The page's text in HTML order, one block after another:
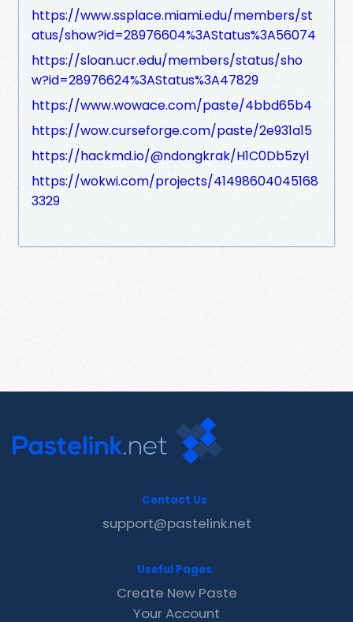
https://www.ssplace.miami.edu/members/st
atus/show?id=28976604%3AStatus%3A56074
https://sloan.ucr.edu/members/status/sho
w?id=28976624%3AStatus%3A47829
https://www.wowace.com/paste/4bbd65b4
https://wow.curseforge.com/paste/2e931a15
https://hackmd.io/@ndongkrak/H1C0Db5zyl
https://wokwi.com/projects/41498604045168
3329
Contact Us
support@pastelink.net
Useful Pages
Create New Paste
Your Account